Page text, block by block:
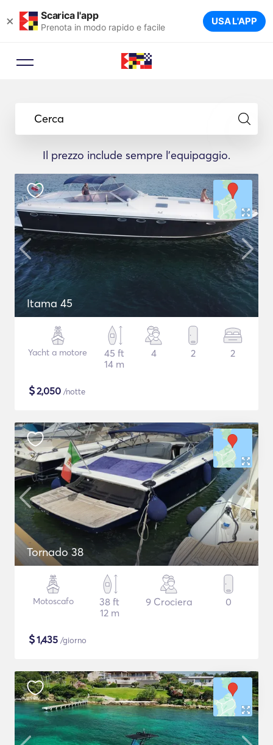
× Scarica l'app
Prenota in modo rapido e facile USA L'APP
Cerca
Il prezzo include sempre l'equipaggio.
Itama 45
Yacht a motore
45 ft
14 m
4 2 2
$2,050 /notte
Tornado 38
Motoscafo
38 ft
12 m
9 Crociera 0
$1,435 /giorno